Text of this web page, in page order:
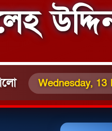
Wednesday, 13